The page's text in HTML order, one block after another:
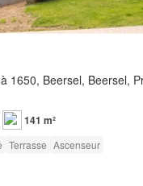
à 1650, Beersel, Beersel,
141 m²
Terrasse Ascenseur